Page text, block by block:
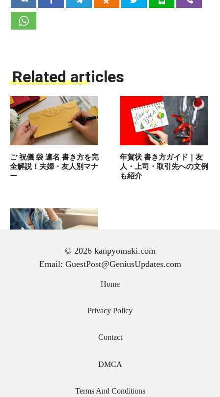
Related articles
ご 祝儀 袋 連名 書き方を完
全解説！夫婦・友人別マナ
ー
年賀状 書き方ガイド｜友
人・上司・取引先への文例
も紹介
手紙 の 書き方｜初心者で
© 2026 kanpyomaki.com
Email: GuestPost@GeniusUpdates.com
Home
Privacy Policy
Contact
DMCA
Terms And Conditions